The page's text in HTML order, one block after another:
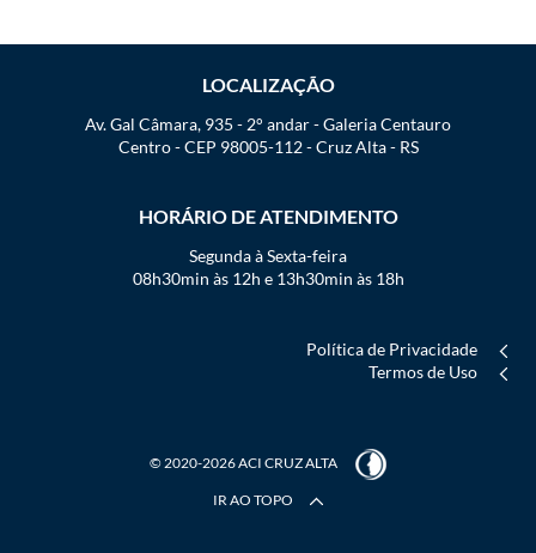
LOCALIZAÇÃO
Av. Gal Câmara, 935 - 2° andar - Galeria Centauro
Centro - CEP 98005-112 - Cruz Alta - RS
HORÁRIO DE ATENDIMENTO
Segunda à Sexta-feira
08h30min às 12h e 13h30min às 18h
Política de Privacidade
Termos de Uso
© 2020-2026 ACI CRUZ ALTA
IR AO TOPO